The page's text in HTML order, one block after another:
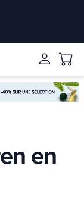
& 50 € thuis
en